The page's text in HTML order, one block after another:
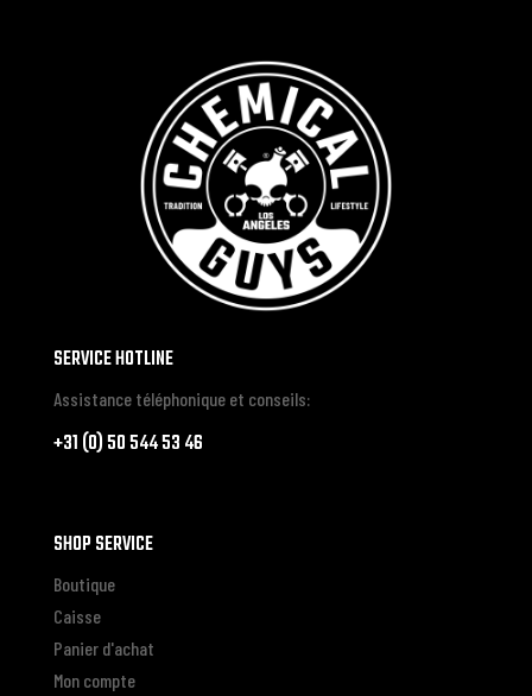
SERVICE HOTLINE
Assistance téléphonique et conseils:
+31 (0) 50 544 53 46
SHOP SERVICE
Boutique
Caisse
Panier d'achat
Mon compte